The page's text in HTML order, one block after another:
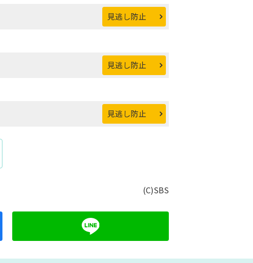
見逃し防止
見逃し防止
見逃し防止
(C)SBS